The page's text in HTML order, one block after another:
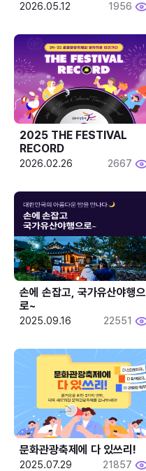
2026.05.12 1956
2025 THE FESTIVAL
RECORD
2026.02.26 2667
손에 손잡고, 국가유산야행으
로~
2025.09.16 22551
문화관광축제에 다 있쓰리!
2025.07.29 21857